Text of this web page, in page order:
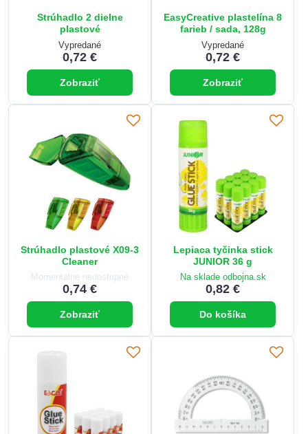
Strúhadlo 2 dielne
plastové
Vypredané
0,72 €
Zobraziť
EasyCreative plastelína 8
farieb / sada, 128g
Vypredané
0,72 €
Zobraziť
Strúhadlo plastové X09-3
Cleaner
Momentálne nedostupné
0,74 €
Zobraziť
Lepiaca tyčinka stick
JUNIOR 36 g
Na sklade odbojna.sk
0,82 €
Do košíka